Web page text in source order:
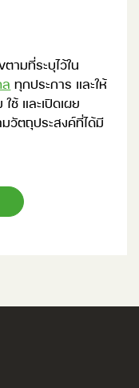
ามที่ระบุไว้ใน
ทุกประการ และให้
ช้ และเปิดเผย
วัตถุประสงค์ที่ได้มี